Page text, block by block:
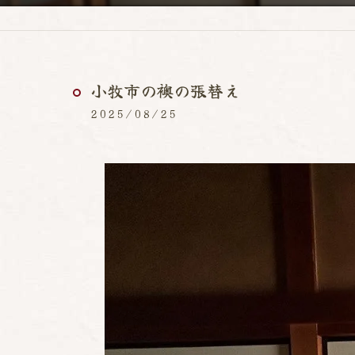
小牧市の襖の張替え
2025/08/25